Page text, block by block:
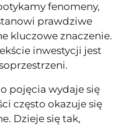
fenomeny,
prawdziwe
kluczowe znaczenie.
inwestycji jest
pojęcia wydaje się
często okazuje się
Dzieje się tak,